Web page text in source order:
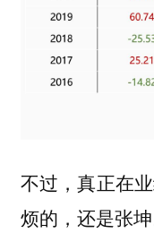
不过，真正在
烦的，还是张坤